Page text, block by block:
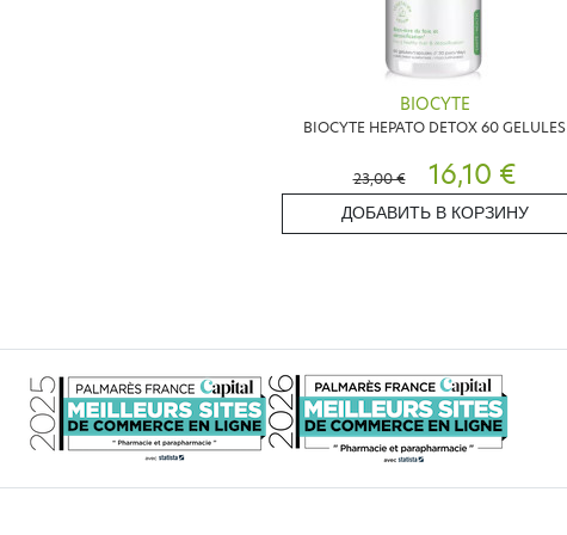
BIOCYTE
BIOCYTE HEPATO DETOX 60 GELULES
23,00 € 16,10 €
ДОБАВИТЬ В КОРЗИНУ